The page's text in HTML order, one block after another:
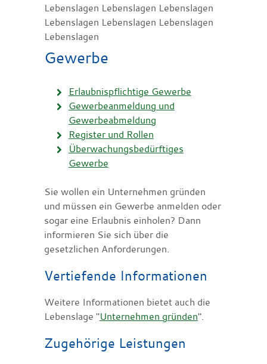
Lebenslagen Lebenslagen Lebenslagen
Lebenslagen Lebenslagen Lebenslagen
Lebenslagen
Gewerbe
Erlaubnispflichtige Gewerbe
Gewerbeanmeldung und
Gewerbeabmeldung
Register und Rollen
Überwachungsbedürftiges
Gewerbe
Sie wollen ein Unternehmen gründen
und müssen ein Gewerbe anmelden oder
sogar eine Erlaubnis einholen? Dann
informieren Sie sich über die
gesetzlichen Anforderungen.
Vertiefende Informationen
Weitere Informationen bietet auch die
Lebenslage "Unternehmen gründen".
Zugehörige Leistungen